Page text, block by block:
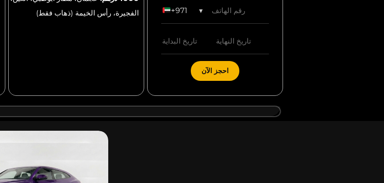
الفجيرة، رأس الخيمة (ذهاب فقط)
+971 ▾
احجز الآن